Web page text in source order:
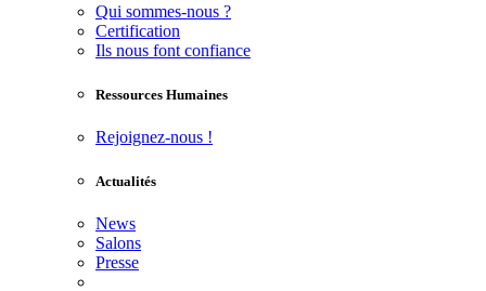
Qui sommes-nous ?
Certification
Ils nous font confiance
Ressources Humaines
Rejoignez-nous !
Actualités
News
Salons
Presse